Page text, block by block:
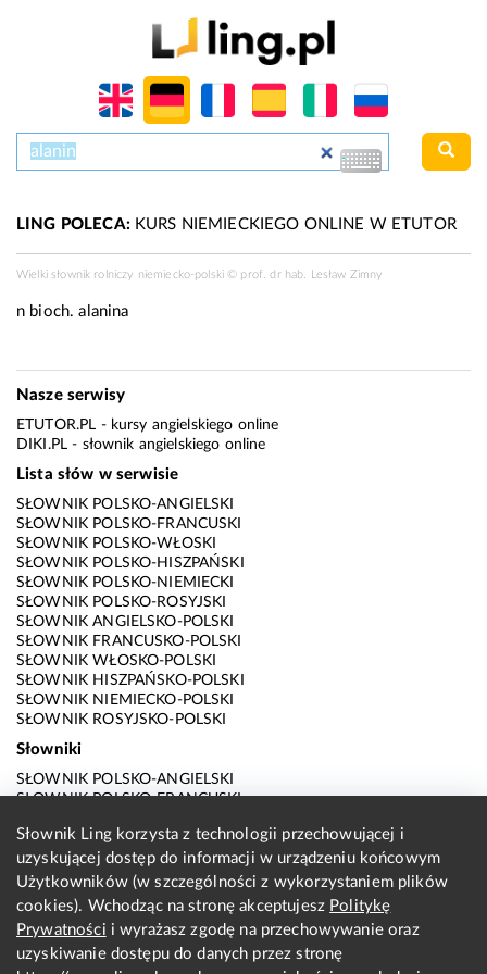
LING POLECA:KURS NIEMIECKIEGO ONLINE W ETUTOR
Wielki słownik rolniczy niemiecko-polski © prof. dr hab. Lesław Zimny
n bioch.alanina
Nasze serwisy
ETUTOR.PL - kursy angielskiego online
DIKI.PL - słownik angielskiego online
Lista słów w serwisie
SŁOWNIK POLSKO-ANGIELSKI
SŁOWNIK POLSKO-FRANCUSKI
SŁOWNIK POLSKO-WŁOSKI
SŁOWNIK POLSKO-HISZPAŃSKI
SŁOWNIK POLSKO-NIEMIECKI
SŁOWNIK POLSKO-ROSYJSKI
SŁOWNIK ANGIELSKO-POLSKI
SŁOWNIK FRANCUSKO-POLSKI
SŁOWNIK WŁOSKO-POLSKI
SŁOWNIK HISZPAŃSKO-POLSKI
SŁOWNIK NIEMIECKO-POLSKI
SŁOWNIK ROSYJSKO-POLSKI
Słowniki
SŁOWNIK POLSKO-ANGIELSKI
SŁOWNIK POLSKO-FRANCUSKI
SŁOWNIK POLSKO-HISZPAŃSKI
SŁOWNIK POLSKO-NIEMIECKI
SŁOWNIK POLSKO-ROSYJSKI
SŁOWNIK ANGIELSKO-POLSKI
SŁOWNIK FRANCUSKO-POLSKI
SŁOWNIK WŁOSKO-POLSKI
SŁOWNIK HISZPAŃSKO-POLSKI
Słownik Ling korzysta z technologii przechowującej i
uzyskującej dostęp do informacji w urządzeniu końcowym
Użytkowników (w szczególności z wykorzystaniem plików
cookies). Wchodząc na stronę akceptujesz Politykę
Prywatności i wyrażasz zgodę na przechowywanie oraz
uzyskiwanie dostępu do danych przez stronę